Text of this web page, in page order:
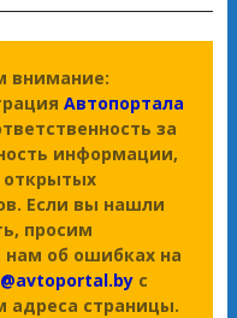
внимание:
Автопортала
за
информации,
открытых
Если вы нашли
просим
об ошибках на
с
адреса страницы.